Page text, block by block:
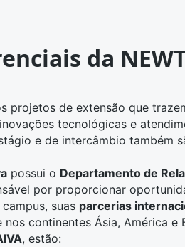
da
projetos de extensão que
tecnológicas e
e de intercâmbio também
possui o Departamento de
por proporcionar
suas parcerias
continentes Ásia, América e
, estão: